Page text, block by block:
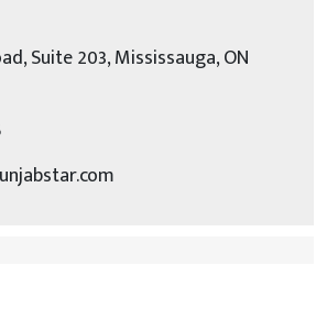
Suite 203, Mississauga, ON